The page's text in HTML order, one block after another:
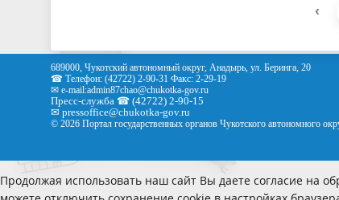
‹
689000, Чукотский автономный округ, Анадырь, ул. Беринга, 20
☎ Телефон: (42722) 2-90-31 Факс: 2-29-19
✉ e-mail:admin87chao@chukotka-gov.ru
Пресс-служба ☎ (42722) 2-90-15
✉ pressoffice@chukotka-gov.ru
© 2026 Портал государственных органов Чукотского автономного
Продолжая использовать наш сайт Вы даете согласие на